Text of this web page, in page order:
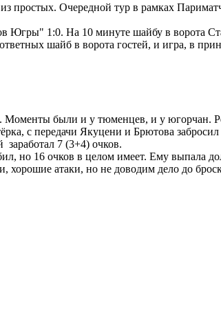
простых. Очередной тур в рамках
1:0. На 10 минуте шайбу в ворота
шайб в ворота гостей, и игра, в
были и у тюменцев, и у югорчан.
с передачи Якуцени и Брютова
7 (3+4) очков.
но 16 очков в целом имеет. Ему выпала
хорошие атаки, но не доводим дело до